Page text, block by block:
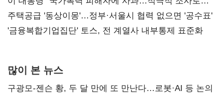
진실 밝혀야"
주택공급 '동상이몽'…정부·서울시 협력 없으면 '공수표'
'금융복합기업집단' 토스, 전 계열사 내부통제 표준화
많이 본 뉴스
구광모-젠슨 황, 두 달 만에 또 만난다…로봇·AI 등 논의